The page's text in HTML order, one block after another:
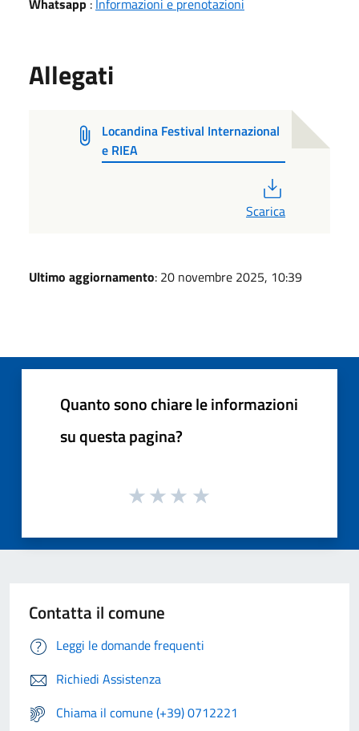
Allegati
Locandina Festival Internazional
e RIEA
Scarica
Ultimo aggiornamento: 20 novembre 2025, 10:39
Quanto sono chiare le informazioni
su questa pagina?
Contatta il comune
Leggi le domande frequenti
Richiedi Assistenza
Chiama il comune (+39) 0712221